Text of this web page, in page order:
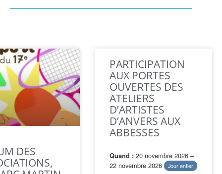
DES
PARTICIPATION
AUX PORTES
OUVERTES DES
ATELIERS
D’ARTISTES
D’ANVERS AUX
ABBESSES
Quand : 20 novembre 2026 –
22 novembre 2026 Jour entier